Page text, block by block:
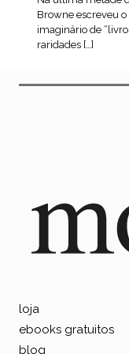
Browne escreveu
imaginário de
raridades […]
loja
ebooks gratuitos
blog